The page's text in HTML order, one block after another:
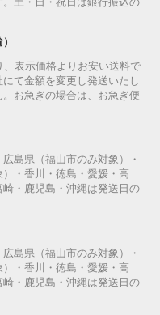
土・日・祝日は銀行振込の
表示価格よりお安い送料で
て金額を変更し発送いたし
お急ぎの場合は、お急ぎ便
島県（福山市のみ対象）・
・香川・徳島・愛媛・高
・鹿児島・沖縄は発送日の
島県（福山市のみ対象）・
・香川・徳島・愛媛・高
・鹿児島・沖縄は発送日の